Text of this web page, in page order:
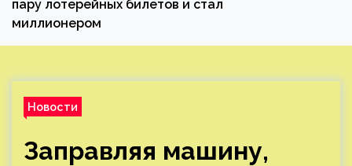
пару лотерейных билетов и стал
миллионером
Новости
Заправляя машину,